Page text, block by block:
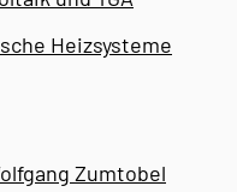
Heizsysteme
Zumtobel